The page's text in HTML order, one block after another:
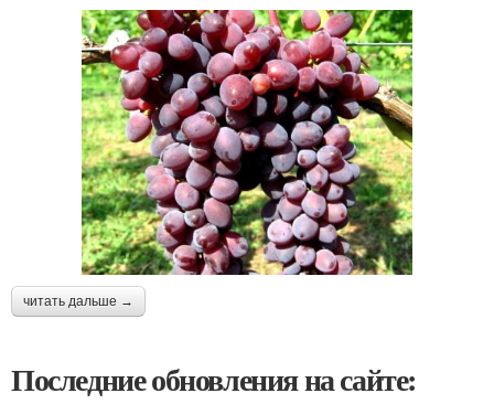
читать дальше →
Последние обновления на сайте: